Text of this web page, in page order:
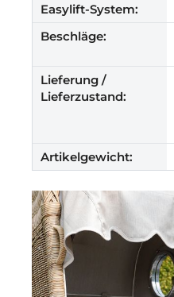
Easylift-System:
Beschläge:
Lieferung /
Lieferzustand:
Artikelgewicht: